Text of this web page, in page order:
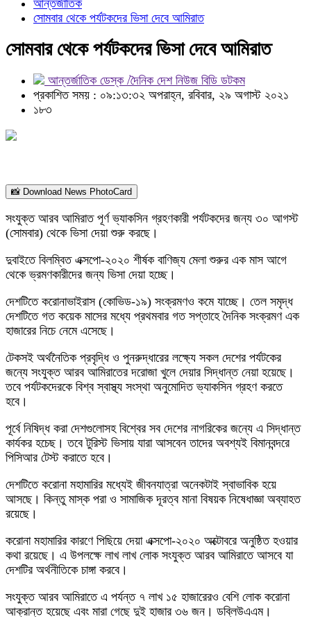
আন্তর্জাতিক
সোমবার থেকে পর্যটকদের ভিসা দেবে আমিরাত
সোমবার থেকে পর্যটকদের ভিসা দেবে আমিরাত
আন্তর্জাতিক ডেস্ক /দৈনিক দেশ নিউজ বিডি ডটকম
প্রকাশিত সময় : ০৯:১৩:৩২ অপরাহ্ন, রবিবার, ২৯ অগাস্ট ২০২১
১৮৩
📸 Download News PhotoCard
সংযুক্ত আরব আমিরাত পূর্ণ ভ্যাকসিন গ্রহণকারী পর্যটকদের জন্য ৩০ আগস্ট
(সোমবার) থেকে ভিসা দেয়া শুরু করছে।
দুবাইতে বিলম্বিত এক্সপো-২০২০ শীর্ষক বাণিজ্য মেলা শুরুর এক মাস আগে
থেকে ভ্রমণকারীদের জন্য ভিসা দেয়া হচ্ছে।
দেশটিতে করোনাভাইরাস (কোভিড-১৯) সংক্রমণও কমে যাচ্ছে। তেল সমৃদ্ধ
দেশটিতে গত কয়েক মাসের মধ্যে প্রথমবার গত সপ্তাহে দৈনিক সংক্রমণ এক
হাজারের নিচে নেমে এসেছে।
টেকসই অর্থনৈতিক প্রবৃদ্ধি ও পুনরুদ্ধারের লক্ষ্যে সকল দেশের পর্যটকের
জন্যে সংযুক্ত আরব আমিরাতের দরোজা খুলে দেয়ার সিদ্ধান্ত নেয়া হয়েছে।
তবে পর্যটকদেরকে বিশ্ব স্বাস্থ্য সংস্থা অনুমোদিত ভ্যাকসিন গ্রহণ করতে
হবে।
পূর্বে নিষিদ্ধ করা দেশগুলোসহ বিশ্বের সব দেশের নাগরিকের জন্যে এ সিদ্ধান্ত
কার্যকর হচেছ। তবে টুরিস্ট ভিসায় যারা আসবেন তাদের অবশ্যই বিমানবন্দরে
পিসিআর টেস্ট করাতে হবে।
দেশটিতে করোনা মহামারির মধ্যেই জীবনযাত্রা অনেকটাই স্বাভাবিক হয়ে
আসছে। কিন্তু মাস্ক পরা ও সামাজিক দূরত্ব মানা বিষয়ক নিষেধাজ্ঞা অব্যাহত
রয়েছে।
করোনা মহামারির কারণে পিছিয়ে দেয়া এক্সপো-২০২০ অক্টোবরে অনুষ্ঠিত হওয়ার
কথা রয়েছে। এ উপলক্ষে লাখ লাখ লোক সংযুক্ত আরব আমিরাতে আসবে যা
দেশটির অর্থনীতিকে চাঙ্গা করবে।
সংযুক্ত আরব আমিরাতে এ পর্যন্ত ৭ লাখ ১৫ হাজারেরও বেশি লোক করোনা
আক্রান্ত হয়েছে এবং মারা গেছে দুই হাজার ৩৬ জন। ডব্লিউএএম।